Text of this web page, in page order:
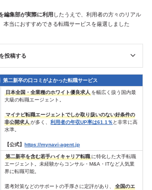
編集部が実際に利用 したうえで、利用者の方々のリアル
本当におすすめできる転職サービスを厳選しました
投稿する
第二新卒の口コミがよかった転職サービス
日本全国・全業種のホワイト優良求人 を幅広く扱う国内最
大級の転職エージェント。
マイナビ転職エージェントでしか取り扱いのない好条件の
非公開求人 が多く、利用者の年収UP率は61.1％ と非常に高
水準。
【公式】https://mynavi-agent.jp
第二新卒を含む若手ハイキャリア転職 に特化した大手転職
エージェント。未経験からコンサル・M&A・ITなど人気業
界に転職可能。
選考対策などのサポートの手厚さに定評があり、
全国のエ